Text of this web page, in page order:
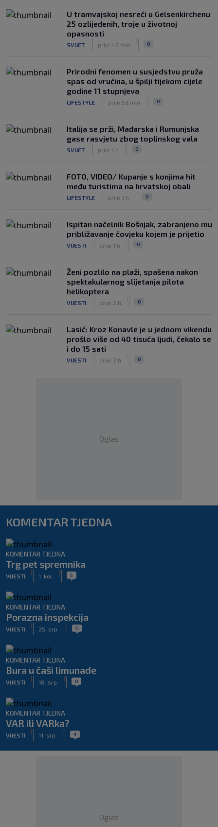
U tramvajskoj nesreći u Gelsenkirchenu
25 ozlijeđenih, troje u životnoj
opasnosti
SVIJET prije 42 min 0
Prirodni fenomen u susjedstvu pruža
spas od vrućina, u špilji tijekom cijele
godine 11 stupnjeva
LIFESTYLE prije 53 min 0
Italija se prži, Mađarska i Rumunjska
gase rasvjetu zbog toplinskog vala
SVIJET prije 1 h 0
FOTO, VIDEO/ Kupanje s konjima hit
među turistima na hrvatskoj obali
LIFESTYLE prije 1 h 0
Ispitan načelnik Bošnjak, zabranjeno mu
približavanje čovjeku kojem je prijetio
VIJESTI prije 1 h 0
Ženi pozlilo na plaži, spašena nakon
spektakularnog slijetanja pilota
helikoptera
VIJESTI prije 2 h 0
Lasić: Kroz Konavle je u jednom vikendu
prošlo više od 40 tisuća ljudi, čekalo se
i do 15 sati
VIJESTI prije 2 h 0
Oglas
KOMENTAR TJEDNA
KOMENTAR TJEDNA
Trg pet spremnika
VIJESTI
|
1. kol.
| 5
KOMENTAR TJEDNA
Porazna inspekcija
VIJESTI
|
25. srp.
| 11
KOMENTAR TJEDNA
Bura u čaši limunade
VIJESTI
|
18. srp.
| 0
KOMENTAR TJEDNA
VAR ili VARka?
VIJESTI
|
11. srp.
| 4
Oglas